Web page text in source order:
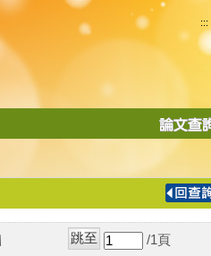
:::
導
/1 頁